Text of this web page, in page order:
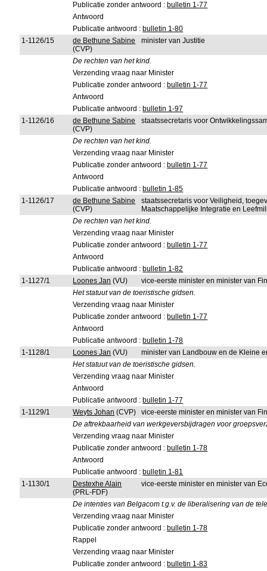
Publicatie zonder antwoord : bulletin 1-77
Antwoord
Publicatie antwoord : bulletin 1-80
1-1126/15
de Bethune Sabine
(CVP)
minister van Justitie
De rechten van het kind.
Verzending vraag naar Minister
Publicatie zonder antwoord : bulletin 1-77
Antwoord
Publicatie antwoord : bulletin 1-97
1-1126/16
de Bethune Sabine
(CVP)
staatssecretaris voor
De rechten van het kind.
Verzending vraag naar Minister
Publicatie zonder antwoord : bulletin 1-77
Antwoord
Publicatie antwoord : bulletin 1-85
1-1126/17
de Bethune Sabine
(CVP)
staatssecretaris voor Veiligheid,
Maatschappelijke Integratie en
De rechten van het kind.
Verzending vraag naar Minister
Publicatie zonder antwoord : bulletin 1-77
Antwoord
Publicatie antwoord : bulletin 1-82
1-1127/1
Loones Jan (VU)
vice-eerste minister en minister van
Het statuut van de toeristische gidsen.
Verzending vraag naar Minister
Publicatie zonder antwoord : bulletin 1-77
Antwoord
Publicatie antwoord : bulletin 1-78
1-1128/1
Loones Jan (VU)
minister van Landbouw en de Kleine
Het statuut van de toeristische gidsen.
Verzending vraag naar Minister
Antwoord
Publicatie antwoord : bulletin 1-77
1-1129/1
Weyts Johan (CVP)
vice-eerste minister en minister van
De aftrekbaarheid van werkgeversbijdragen voor
Verzending vraag naar Minister
Publicatie zonder antwoord : bulletin 1-78
Antwoord
Publicatie antwoord : bulletin 1-81
1-1130/1
Destexhe Alain
(PRL-FDF)
vice-eerste minister en minister van
De intenties van Belgacom t.g.v. de liberalisering van de
Verzending vraag naar Minister
Publicatie zonder antwoord : bulletin 1-78
Rappel
Verzending vraag naar Minister
Publicatie zonder antwoord : bulletin 1-83